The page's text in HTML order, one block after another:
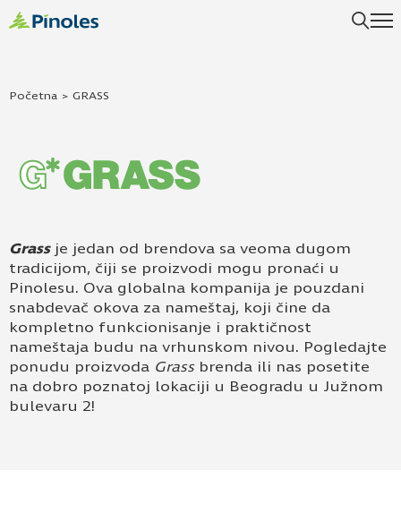
Početna > GRASS
Grass je jedan od brendova sa veoma dugom
tradicijom, čiji se proizvodi mogu pronaći u
Pinolesu. Ova globalna kompanija je pouzdani
snabdevač okova za nameštaj, koji čine da
kompletno funkcionisanje i praktičnost
nameštaja budu na vrhunskom nivou. Pogledajte
ponudu proizvoda Grassbrenda ili nas posetite
na dobro poznatoj lokaciji u Beogradu u Južnom
bulevaru 2!